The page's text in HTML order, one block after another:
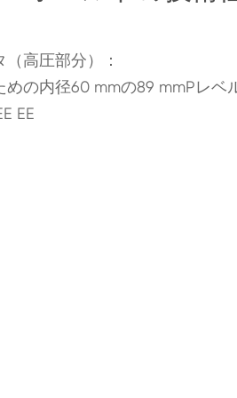
高圧部分）：
めの内径60 mmの89 mmPレベ
EE